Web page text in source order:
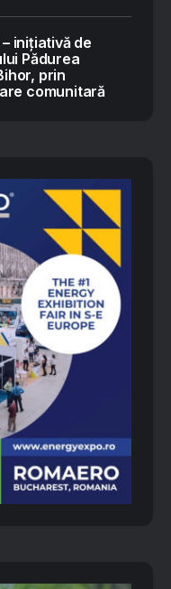
inițiativă de
Pădurea
prin
comunitară